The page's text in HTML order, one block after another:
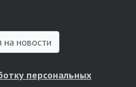
на новости
персональных